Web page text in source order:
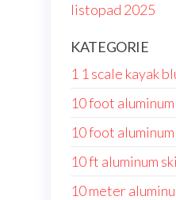
listopad 2025
KATEGORIE
1 1 scale kayak
10 foot
10 foot
10 ft aluminum
10 meter